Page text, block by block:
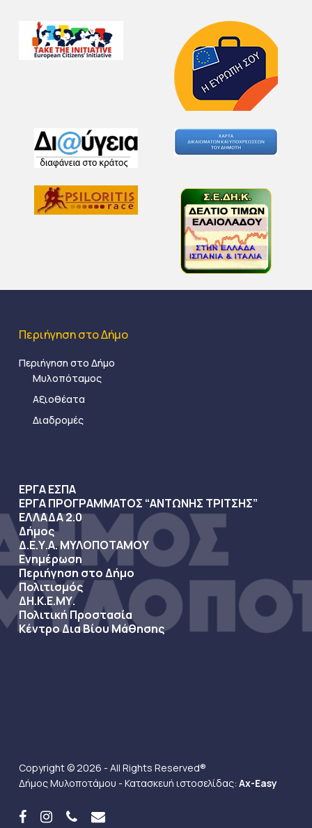
Περιήγηση στο Δήμο
Περιήγηση στο Δήμο
Μυλοπόταμος
Αξιοθέατα
Διαδρομές
ΕΡΓΑ ΕΣΠΑ
ΕΡΓΑ ΠΡΟΓΡΑΜΜΑΤΟΣ “ΑΝΤΩΝΗΣ ΤΡΙΤΣΗΣ”
ΕΛΛΑΔΑ 2.0
Δήμος
Δ.Ε.Υ.Α. ΜΥΛΟΠΟΤΑΜΟΥ
Ενημέρωση
Περιήγηση στο Δήμο
Πολιτισμός
ΔΗ.Κ.Ε.ΜΥ.
Πολιτική Προστασία
Κέντρο Δια Βίου Μάθησης
Copyright © 2026 - All Rights Reserved®
Δήμος Μυλοποτάμου - Κατασκευή ιστοσελίδας: Ax-Easy
facebookinstagramphoneemail